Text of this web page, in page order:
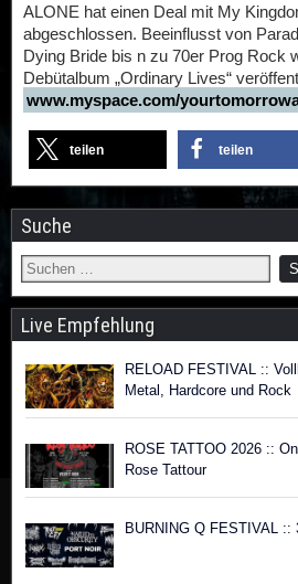
ALONE hat einen Deal mit My
abgeschlossen. Beeinflusst von
Dying Bride bis n zu 70er Prog Rock
Debütalbum „Ordinary Lives“
www.myspace.com/
teilen teilen
Suche
Live Empfehlung
RELOAD FESTIVAL ::
Metal, Hardcore und Rock
ROSE TATTOO 2026 ::
Rose Tattour
BURNING Q FESTIVAL ::